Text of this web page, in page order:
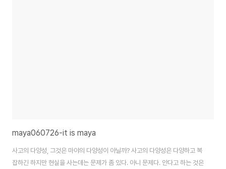
maya060726-it is maya
사고의 다양성, 그것은 마야의 다양성이 아닐까? 사고의 다양성은 다양하고 복
잡하긴 하지만 현실을 사는데는 문제가 좀 있다. 아니 문제다. 안다고 하는 것은